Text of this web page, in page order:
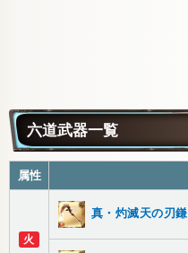
六道武器一覧
属性
火
真・灼滅天の刃鎌